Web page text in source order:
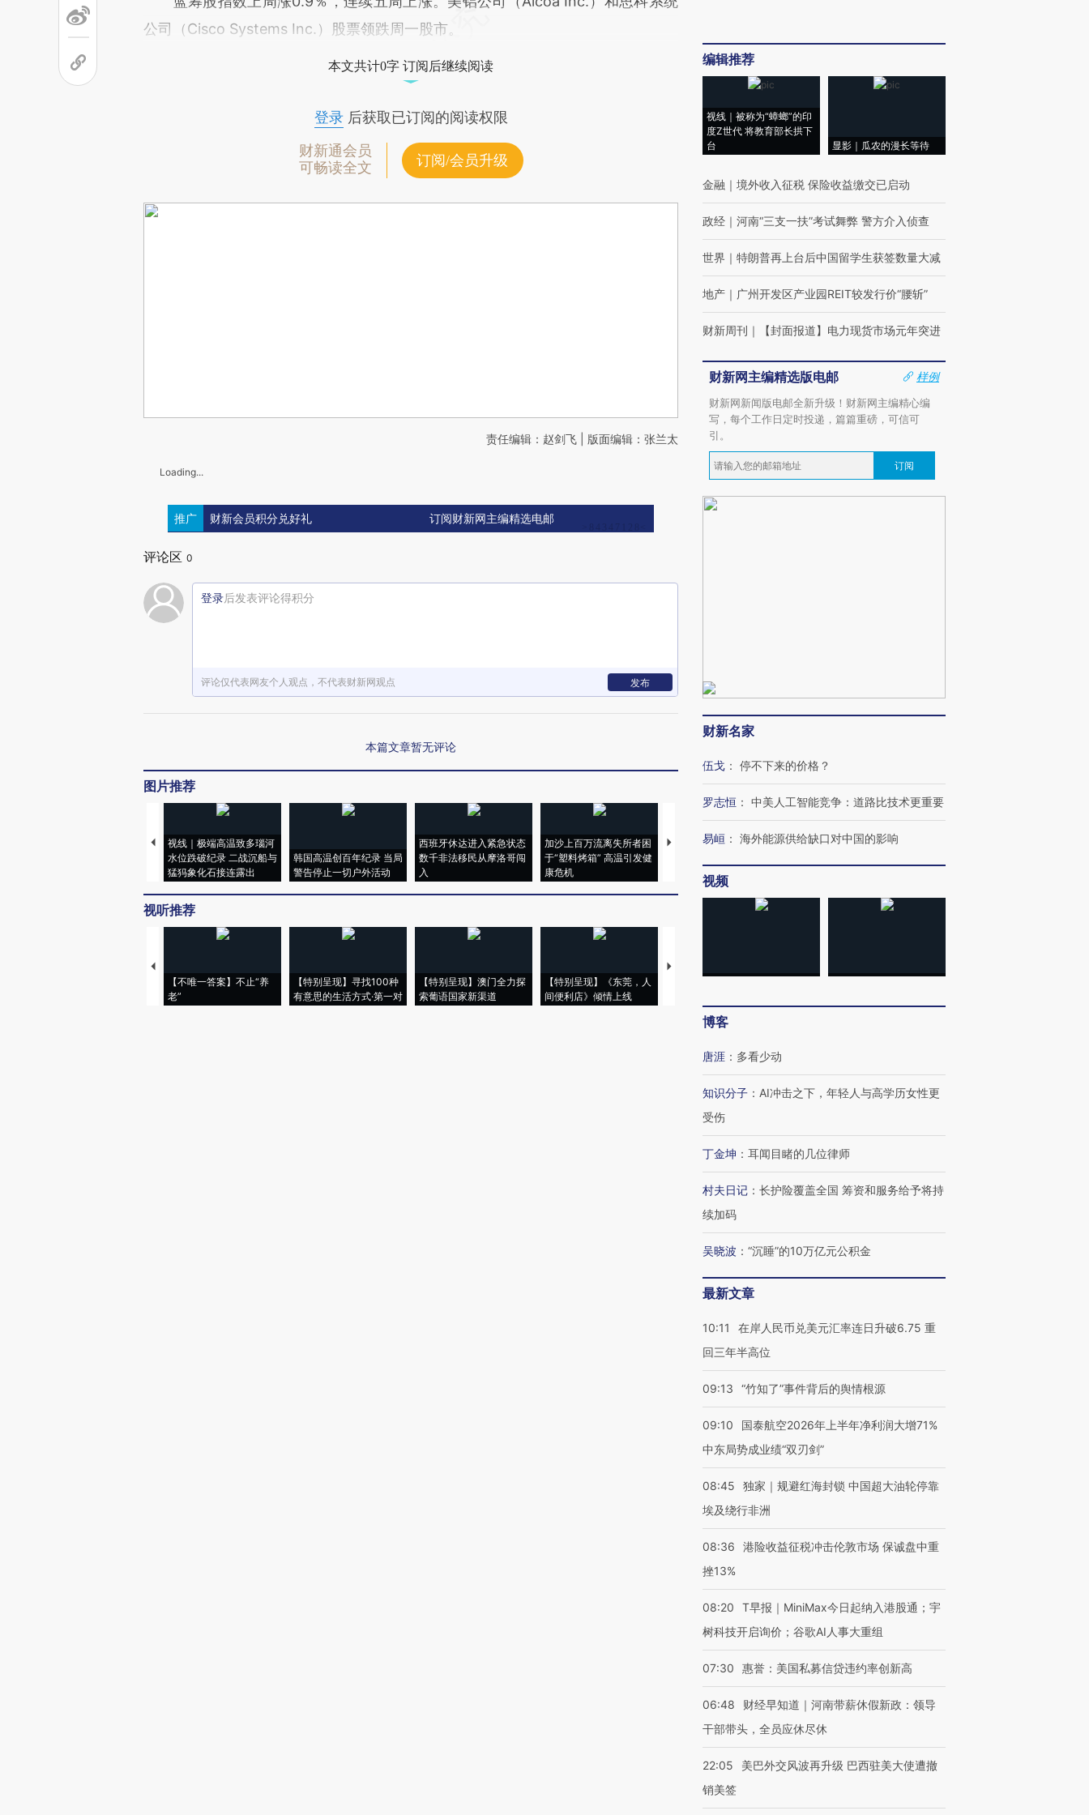
公司（Cisco Systems Inc.）股票领跌周一股市。
本文共计0字 订阅后继续阅读
登录后获取已订阅的阅读权限
财新通会员
可畅读全文
订阅/会员升级
责任编辑：赵剑飞 | 版面编辑：张兰太
Loading...
推广 财新会员积分兑好礼 订阅财新网主编精选电邮
评论区 0
登录后发表评论得积分
评论仅代表网友个人观点，不代表财新网观点 发布
本篇文章暂无评论
图片推荐
视线｜极端高温致多瑙河
水位跌破纪录 二战沉船与
猛犸象化石接连露出
韩国高温创百年纪录 当局
警告停止一切户外活动
西班牙休达进入紧急状态
数千非法移民从摩洛哥闯
入
加沙上百万流离失所者困
于“塑料烤箱” 高温引发健
康危机
马航飞行员跨国走私7万
视听推荐
【不唯一答案】不止“养
老”
【特别呈现】寻找100种
有意思的生活方式·第一对
【特别呈现】澳门全力探
索葡语国家新渠道
【特别呈现】《东莞，人
间便利店》倾情上线
【推广】走进第四届链博
编辑推荐
视线｜被称为“蟑螂”的印
度Z世代 将教育部长拱下
台
显影｜瓜农的漫长等待
金融 ｜ 境外收入征税 保险收益缴交已启动
政经 ｜ 河南“三支一扶”考试舞弊 警方介入侦查
世界 ｜ 特朗普再上台后中国留学生获签数量大减
地产 ｜ 广州开发区产业园REIT较发行价“腰斩”
财新周刊 ｜ 【封面报道】电力现货市场元年突进
财新网主编精选版电邮
样例
财新网新闻版电邮全新升级！财新网主编精心编
写，每个工作日定时投递，篇篇重磅，可信可
引。
订阅
财新名家
伍戈 ： 停不下来的价格？
罗志恒 ： 中美人工智能竞争：道路比技术更重要
易峘 ： 海外能源供给缺口对中国的影响
视频
博客
唐涯 ： 多看少动
知识分子 ： AI冲击之下，年轻人与高学历女性更
受伤
丁金坤 ： 耳闻目睹的几位律师
村夫日记 ： 长护险覆盖全国 筹资和服务给予将持
续加码
吴晓波 ： “沉睡”的10万亿元公积金
最新文章
10:11
在岸人民币兑美元汇率连日升破6.75 重
回三年半高位
09:13 “竹知了”事件背后的舆情根源
09:10
国泰航空2026年上半年净利润大增71%
中东局势成业绩“双刃剑”
08:45
独家｜规避红海封锁 中国超大油轮停靠
埃及绕行非洲
08:36
港险收益征税冲击伦敦市场 保诚盘中重
挫13%
08:20
T早报｜MiniMax今日起纳入港股通；宇
树科技开启询价；谷歌AI人事大重组
07:30 惠誉：美国私募信贷违约率创新高
06:48
财经早知道｜河南带薪休假新政：领导
干部带头，全员应休尽休
22:05
美巴外交风波再升级 巴西驻美大使遭撤
销美签